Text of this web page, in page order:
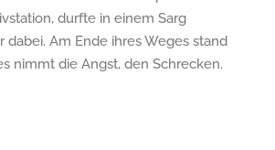
durfte in einem Sarg
Am Ende ihres Weges stand
nimmt die Angst, den Schrecken.